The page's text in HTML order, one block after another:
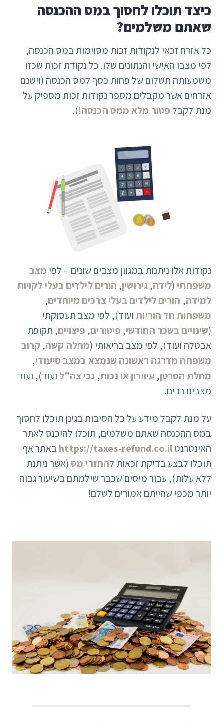
כיצד תוכלו לחסוך במס ההכנסה
שאתם משלמים?
כל אזרח זכאי לנקודות זכות מסוימות במס הכנסה,
לפי מצבו האישי והנתונים שלו. כל נקודת זכות שכזו
משמעותה תשלום של פחות כסף למס הכנסה (וישנם
אזרחים אשר מקבלים מספר נקודות זכות מספיק על
מנת לקבלפטור מלא ממס הכנסה!).
נקודות אלו ניתנות במגוון מצבים שונים – לפי מצב
משפחתי (לידה,גירושין, הורים לילדים בעלי לקויות
למידה, הורים לילדים בעלי צרכים מיוחדים,
משפחות חד הוריותועוד), לפי מצב תעסוקתי
(שינויים בשכר החודשי, פיטורים, פיצויים, תקופת
אבטלה ועוד), לפי מצב בריאותי (מחלה קשה, קרוב
משפחה מדרגה ראשונה שנמצא במצב סיעודי,
מחלת הסרטן, עיוורון או נכות, נכי צה"ל ועוד), ועוד
מצבים רבים.
על מנת לקבל מידע על כל הסיבות בגינן תוכלו לחסוך
במס ההכנסה שאתם משלמים, תוכלו להיכנס לאתר
האינטרנטhttps://taxes-refund.co.ilבאתר אף
תוכלו לבצע בדיקת זכאות להחזרי מס(אשר ניתנת
ללא עלות), עבור מיסים שכבר שילמתם בשיעור גבוה
יותר מכפי שהייתם אמורים לשלם!